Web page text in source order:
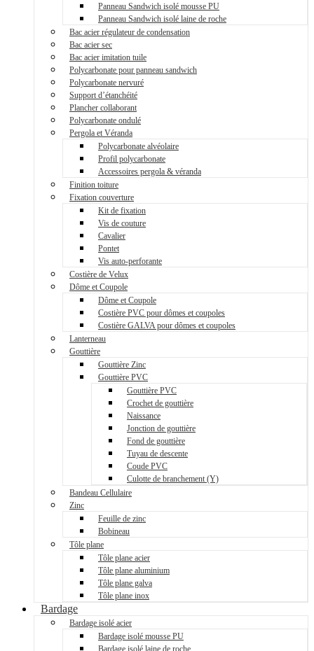
Panneau Sandwich isolé mousse PU
Panneau Sandwich isolé laine de roche
Bac acier régulateur de condensation
Bac acier sec
Bac acier imitation tuile
Polycarbonate pour panneau sandwich
Polycarbonate nervuré
Support d’étanchéité
Plancher collaborant
Polycarbonate ondulé
Pergola et Véranda
Polycarbonate alvéolaire
Profil polycarbonate
Accessoires pergola & véranda
Finition toiture
Fixation couverture
Kit de fixation
Vis de couture
Cavalier
Pontet
Vis auto-perforante
Costière de Velux
Dôme et Coupole
Dôme et Coupole
Costière PVC pour dômes et coupoles
Costière GALVA pour dômes et coupoles
Lanterneau
Gouttière
Gouttière Zinc
Gouttière PVC
Gouttière PVC
Crochet de gouttière
Naissance
Jonction de gouttière
Fond de gouttière
Tuyau de descente
Coude PVC
Culotte de branchement (Y)
Bandeau Cellulaire
Zinc
Feuille de zinc
Bobineau
Tôle plane
Tôle plane acier
Tôle plane aluminium
Tôle plane galva
Tôle plane inox
Bardage
Bardage isolé acier
Bardage isolé mousse PU
Bardage isolé laine de roche